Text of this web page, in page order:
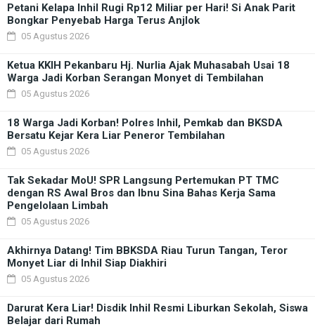
Petani Kelapa Inhil Rugi Rp12 Miliar per Hari! Si Anak Parit
Bongkar Penyebab Harga Terus Anjlok
05 Agustus 2026
Ketua KKIH Pekanbaru Hj. Nurlia Ajak Muhasabah Usai 18
Warga Jadi Korban Serangan Monyet di Tembilahan
05 Agustus 2026
18 Warga Jadi Korban! Polres Inhil, Pemkab dan BKSDA
Bersatu Kejar Kera Liar Peneror Tembilahan
05 Agustus 2026
Tak Sekadar MoU! SPR Langsung Pertemukan PT TMC
dengan RS Awal Bros dan Ibnu Sina Bahas Kerja Sama
Pengelolaan Limbah
05 Agustus 2026
Akhirnya Datang! Tim BBKSDA Riau Turun Tangan, Teror
Monyet Liar di Inhil Siap Diakhiri
05 Agustus 2026
Darurat Kera Liar! Disdik Inhil Resmi Liburkan Sekolah, Siswa
Belajar dari Rumah